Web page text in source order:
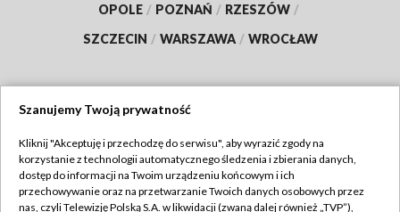
OPOLE / POZNAŃ / RZESZÓW /
SZCZECIN / WARSZAWA / WROCŁAW
TVP
Abonament TVP
Regulamin TVP
Szanujemy Twoją prywatność
Kliknij "Akceptuję i przechodzę do serwisu", aby wyrazić zgody na
korzystanie z technologii automatycznego śledzenia i zbierania danych,
dostęp do informacji na Twoim urządzeniu końcowym i ich
przechowywanie oraz na przetwarzanie Twoich danych osobowych przez
nas, czyli Telewizję Polską S.A. w likwidacji (zwaną dalej również „TVP”),